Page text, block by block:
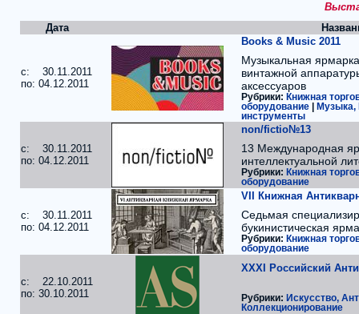
Дата
c: 30.11.2011
по: 04.12.2011
Books & Music 2011
Музыкальная
винтажной
аксессуаров
Рубрики: Книжная
оборудование|
инструменты
c: 30.11.2011
по: 04.12.2011
non/fictio№13
13 Международная
интеллектуальной
Рубрики: Книжная
оборудование
c: 30.11.2011
по: 04.12.2011
VII Книжная
Седьмая
букинистическая
Рубрики: Книжная
оборудование
c: 22.10.2011
по: 30.10.2011
XXXI Российский
Рубрики: Искусство,
Коллекционирование